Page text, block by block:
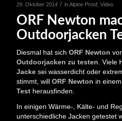
29. Oktober 2014 / inAlpine Proof, Video
ORF Newton
Outdoorjacken
Diesmal hat sich ORF Newton
Outdoorjacken zu testen. Viele
Jackesei wasserdicht oder
stimmt, will ORF Newton in einem
Testherausfinden.
In einigen Wärme-, Kälte- und
unterschiedliche Jacken getestet